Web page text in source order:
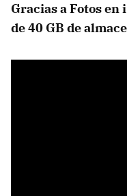
Gracias a Fotos
de 40 GB de